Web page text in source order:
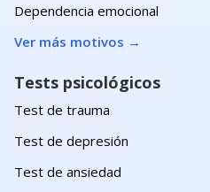
Dependencia emocional
Ver más motivos →
Tests psicológicos
Test de trauma
Test de depresión
Test de ansiedad